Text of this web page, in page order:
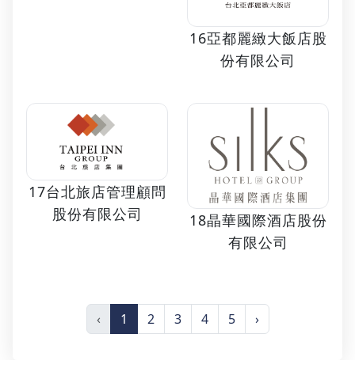
16亞都麗緻大飯店股
份有限公司
17台北旅店管理顧問
股份有限公司
18晶華國際酒店股份
有限公司
‹ 1 2 3 4 5 ›